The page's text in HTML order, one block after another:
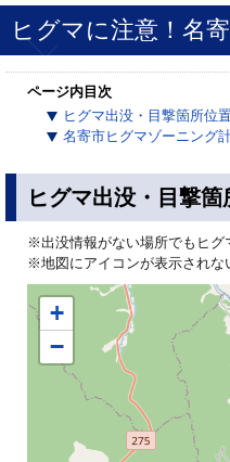
ヒグマに注意！名
ページ内目次
ヒグマ出没・目撃箇所位
名寄市ヒグマゾーニング
ヒグマ出没・目撃箇
※出没情報がない場所でもヒグ
※地図にアイコンが表示されな
+
−